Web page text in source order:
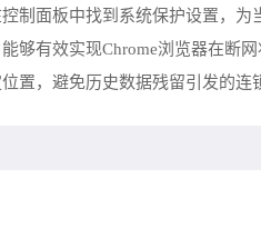
制面板中找到系统保护设置，
够有效实现Chrome浏览器在断
置，避免历史数据残留引发的连